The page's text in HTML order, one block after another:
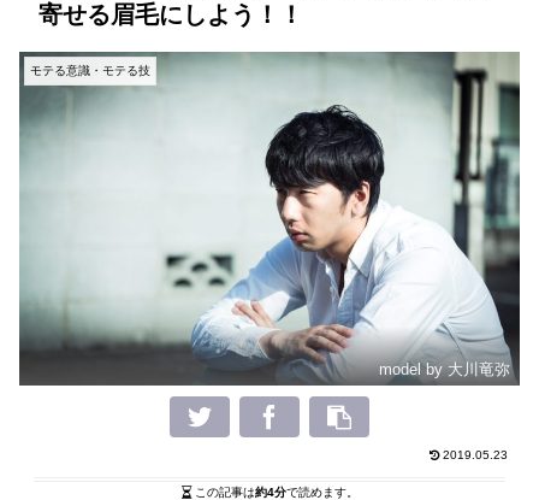
寄せる眉毛にしよう！！
モテる意識・モテる技
model by 大川竜弥
2019.05.23
この記事は約4分で読めます。